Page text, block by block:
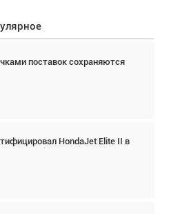
поставок сохраняются
HondaJet Elite II в
вертолётов и БПЛА в
Дэйв Кох: «Фотография
а ИИ всё портит»